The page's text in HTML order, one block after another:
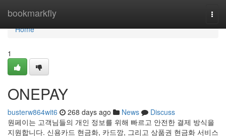
bookmarkfly
Home
Home
1
ONEPAY
busterw864wit6 268 days ago News
Discuss
원페이는 고객님들의 개인 정보를 위해 빠르고 안전한 결제 방식을
지원합니다. 신용카드 현금화, 카드깡, 그리고 상품권 현금화 서비스